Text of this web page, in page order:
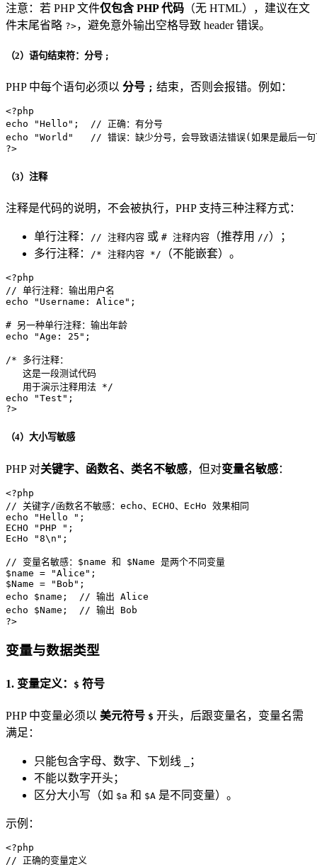
注意：若 PHP 文件仅包含 PHP 代码 （无 HTML），建议在文
件末尾省略 ?>，避免意外输出空格导致 header 错误。
（2）语句结束符：分号 ;
PHP 中每个语句必须以 分号 ; 结束，否则会报错。例如：
<?php
echo
"Hello" ;
// 正确：有分号
echo
"World"
// 错误：缺少分号，会导致语法错误(如果是最后一
?>
（3）注释
注释是代码的说明，不会被执行，PHP 支持三种注释方式：
单行注释： // 注释内容 或 # 注释内容 （推荐用 //）；
多行注释：
/* 注释内容 */ （不能嵌套）。
<?php
// 单行注释：输出用户名
echo
"Username: Alice" ;
# 另一种单行注释：输出年龄
echo
"Age: 25" ;
/* 多行注释：
   这是一段测试代码
   用于演示注释用法 */
echo
"Test"
?>
（4）大小写敏感
PHP 对关键字、函数名、类名不敏感，但对变量名敏感：
<?php
// 关键字/函数名不敏感：echo、ECHO、EcHo 效果相同
echo
"Hello " ;
ECHO
"PHP " ;
EcHo
"8\n" ;
// 变量名敏感：$name 和 $Name 是两个不同变量
$name = "Alice"
$Name = "Bob"
echo
$name ;
// 输出 Alice
echo
$Name ;
// 输出 Bob
?>
变量与数据类型
1. 变量定义： $ 符号
PHP 中变量必须以 美元符号 $ 开头，后跟变量名，变量名需
满足：
只能包含字母、数字、下划线
；
不能以数字开头；
区分大小写（如 $a 和 $A 是不同变量）。
示例：
<?php
// 正确的变量定义